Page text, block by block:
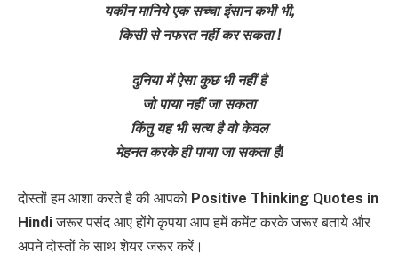
यकीन मानिये एक सच्चा इंसान कभी भी,
किसी से नफरत नहीं कर सकता !
दुनिया में ऐसा कुछ भी नहीं है
जो पाया नहीं जा सकता
किंतु यह भी सत्य है वो केवल
मेहनत करके ही पाया जा सकता है!
दोस्तों हम आशा करते है की आपको Positive Thinking Quotes in
Hindiजरूर पसंद आए होंगे कृपया आप हमें कमेंट करके जरूर बताये और
अपने दोस्तों के साथ शेयर जरूर करें।